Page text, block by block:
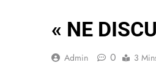
« NE
Admin 0 3